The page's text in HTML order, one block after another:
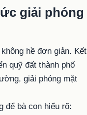
giải phóng
hề đơn giản. Kết
quỹ đất thành phố
giải phóng mặt
để bà con hiểu rõ: